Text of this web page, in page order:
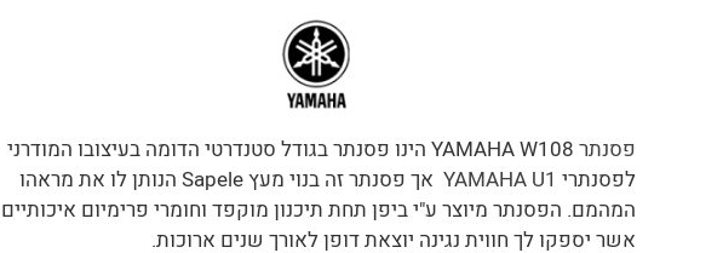
פסנתר
YAMAHA W108 הינו פסנתר בגודל סטנדרטי הדומה בעיצובו המודרני
לפסנתרי YAMAHA U1
אך פסנתר זה בנוי מעץ Sapele הנותן לו את מראהו
המהמם. הפסנתר מיוצר ע"י ביפן תחת תיכנון מוקפד וחומרי פרימיום איכותיים
אשר יספקו לך חווית נגינה יוצאת דופן לאורך שנים ארוכות.